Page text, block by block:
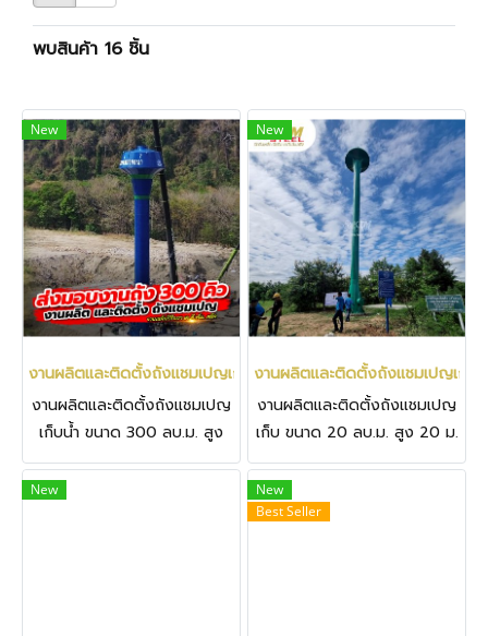
พบสินค้า 16 ชิ้น
New
งานผลิตและติดตั้งถังแชมเปญเก็บน้ำ ขนาด 300 ลบ.ม. สูง 30 ม. เก็
งานผลิตและติดตั้งถังแชมเปญ
เก็บน้ำ ขนาด 300 ลบ.ม. สูง
30 ม. เก็บน้ำ 300,000 ลิตร ที่
New
งานผลิตและติดตั้งถังแชมเปญเก็บ
งานผลิตและติดตั้งถังแชมเปญ
เก็บ ขนาด 20 ลบ.ม. สูง 20 ม.
เก็บน้ำ 20,000 ลิตร ที่
จ.นครราชสีมา อ.โนนสูง ต.หลุม
New
New
Best Seller